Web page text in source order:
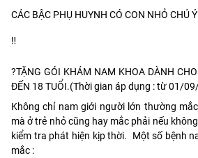
CÁC BẬC PHỤ HUYNH CÓ CON NHỎ CHÚ Ý
‼
?TẶNG GÓI KHÁM NAM KHOA DÀNH
ĐẾN 18 TUỔI.(Thời gian áp dụng : từ 01/
Không chỉ nam giới người lớn thường
mà ở trẻ nhỏ cũng hay mắc phải nếu
kiểm tra phát hiện kịp thời. Một số bệnh
mắc :